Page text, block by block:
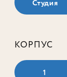
Студия
КОРПУС
1